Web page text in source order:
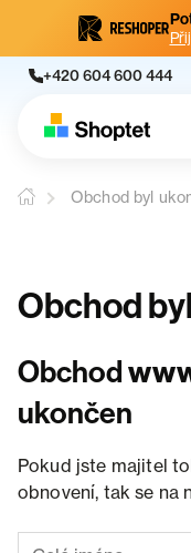
+420 604 600 444
Obchod byl
Obchod
Obchod
ukončen
Pokud jste majitel
obnovení, tak se na